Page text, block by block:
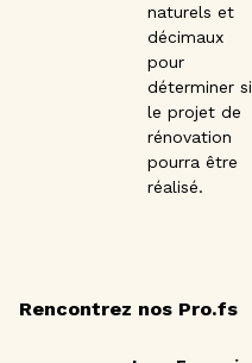
naturels et
décimaux
pour
déterminer si
le projet de
rénovation
pourra être
réalisé.
Rencontrez nos Pro.fs